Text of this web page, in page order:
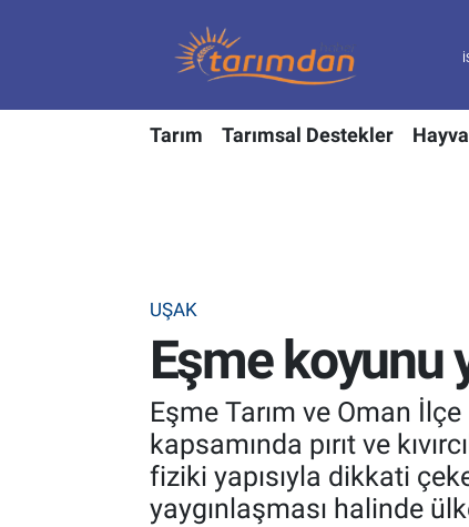
Tarım Tarımsal Destekler
UŞAK
Eşme koyunu
Eşme Tarım ve Oman
kapsamında pırıt ve
fiziki yapısıyla dikkati
yaygınlaşması halinde
Hayvancılık
Tarımsal Destekler
Tarım Bakanlığı
Tarım Kredi Kooperatifleri
Nöbetçi Eczaneler
Hava Durumu
Tüm Manşetler
Son Dakika Haberleri
Haber Arşivi